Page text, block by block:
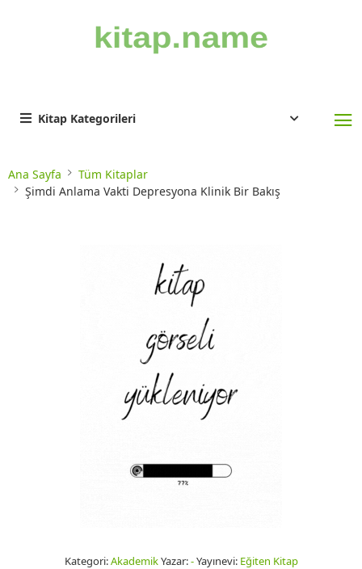
Kitap Kategorileri
Ana Sayfa
Tüm Kitaplar
Şimdi Anlama Vakti Depresyona Klinik Bir Bakış
Kategori:AkademikYazar:-Yayınevi: Eğiten Kitap